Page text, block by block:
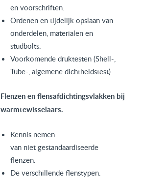
en voorschriften.
Ordenen en tijdelijk opslaan van
onderdelen, materialen en
studbolts.
Voorkomende druktesten (Shell-,
Tube-, algemene dichtheidstest)
Flenzen en flensafdichtingsvlakken bij
warmtewisselaars.
Kennis nemen
van niet gestandaardiseerde
flenzen.
De verschillende flenstypen.